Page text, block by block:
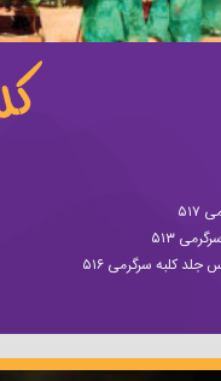
۵۱۳
کلبه سرگرمی ۵۱۶